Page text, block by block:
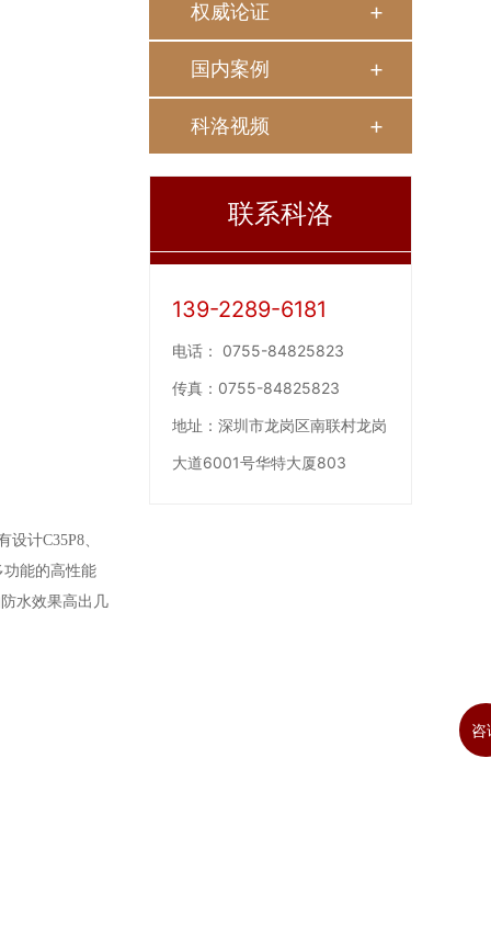
计C35P8、
功能的高性能
水效果高出几
权威论证
国内案例
科洛视频
联系科洛
139-2289-6181
电话： 0755-84825823
传真： 0755-84825823
地址： 深圳市龙岗区南联村龙岗
大道6001号华特大厦803
咨